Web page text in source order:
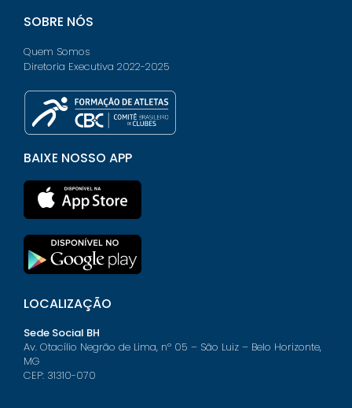
SOBRE NÓS
Quem Somos
Diretoria Executiva 2022-2025
BAIXE NOSSO APP
LOCALIZAÇÃO
Sede Social BH
Av. Otacílio Negrão de Lima, nº 05 – São Luiz – Belo Horizonte,
MG
CEP: 31310-070